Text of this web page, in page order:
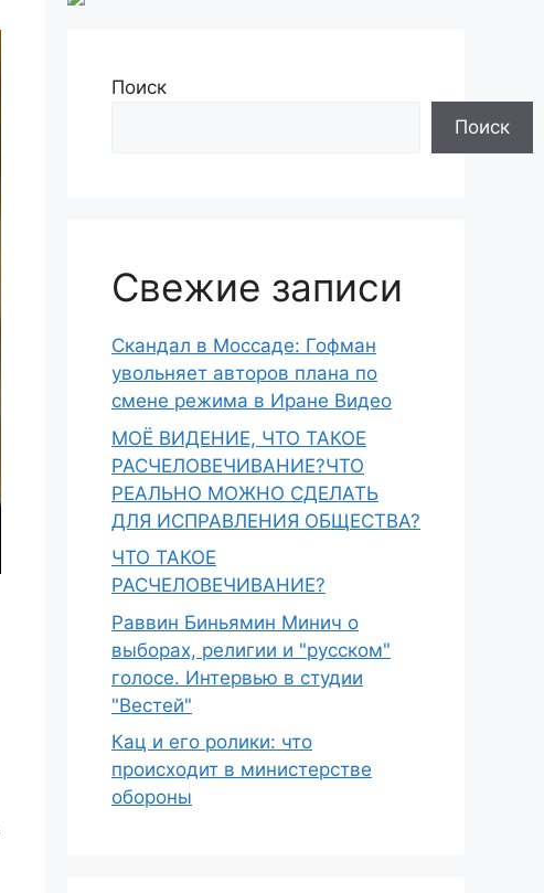
Поиск
Поиск
Свежие записи
Скандал в Моссаде: Гофман
увольняет авторов плана по
смене режима в Иране Видео
МОЁ ВИДЕНИЕ, ЧТО ТАКОЕ
РАСЧЕЛОВЕЧИВАНИЕ?ЧТО
РЕАЛЬНО МОЖНО СДЕЛАТЬ
ДЛЯ ИСПРАВЛЕНИЯ ОБЩЕСТВА?
ЧТО ТАКОЕ
РАСЧЕЛОВЕЧИВАНИЕ?
Раввин Биньямин Минич о
выборах, религии и "русском"
голосе. Интервью в студии
"Вестей"
Кац и его ролики: что
происходит в министерстве
обороны